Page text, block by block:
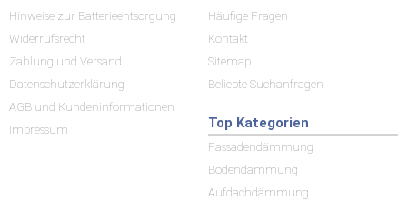
Hinweise zur Batterieentsorgung
Widerrufsrecht
Zahlung und Versand
Datenschutzerklärung
AGB und Kundeninformationen
Impressum
Häufige Fragen
Kontakt
Sitemap
Beliebte Suchanfragen
Top Kategorien
Fassadendämmung
Bodendämmung
Aufdachdämmung